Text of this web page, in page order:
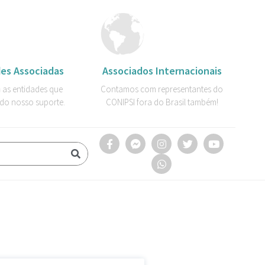
Associadas
as entidades que
nosso suporte.
Associados Internacionais
Contamos com representantes do
CONIPSI fora do Brasil também!